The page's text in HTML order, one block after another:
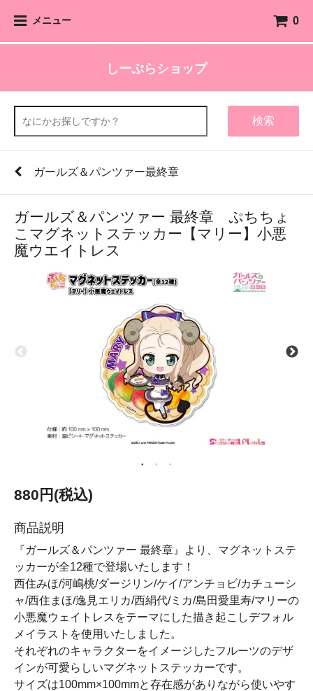
メニュー 0
しーぷらショップ
検索
ガールズ＆パンツァー最終章
ガールズ＆パンツァー 最終章 ぷちちょ
こマグネットステッカー【マリー】小悪
魔ウエイトレス
880円(税込)
商品説明
『ガールズ＆パンツァー 最終章』より、マグネットステ
ッカーが全12種で登場いたします！
西住みほ/河嶋桃/ダージリン/ケイ/アンチョビ/カチューシ
ャ/西住まほ/逸見エリカ/西絹代/ミカ/島田愛里寿/マリーの
小悪魔ウェイトレスをテーマにした描き起こしデフォル
メイラストを使用いたしました。
それぞれのキャラクターをイメージしたフルーツのデザ
インが可愛らしいマグネットステッカーです。
サイズは100mm×100mmと存在感がありながら使いやす